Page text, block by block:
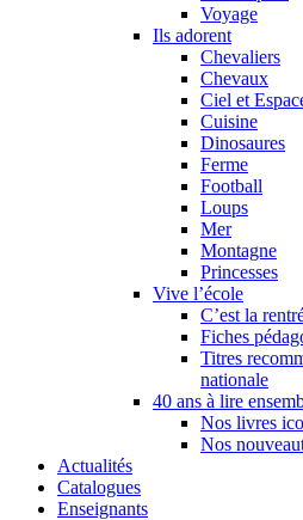
Voyage
Ils adorent
Chevaliers
Chevaux
Ciel et
Cuisine
Dinosaures
Ferme
Football
Loups
Mer
Montagne
Princesses
Vive l’école
C’est la
Fiches
Titres
nationale
40 ans à lire
Nos livres
Nos
Actualités
Catalogues
Enseignants